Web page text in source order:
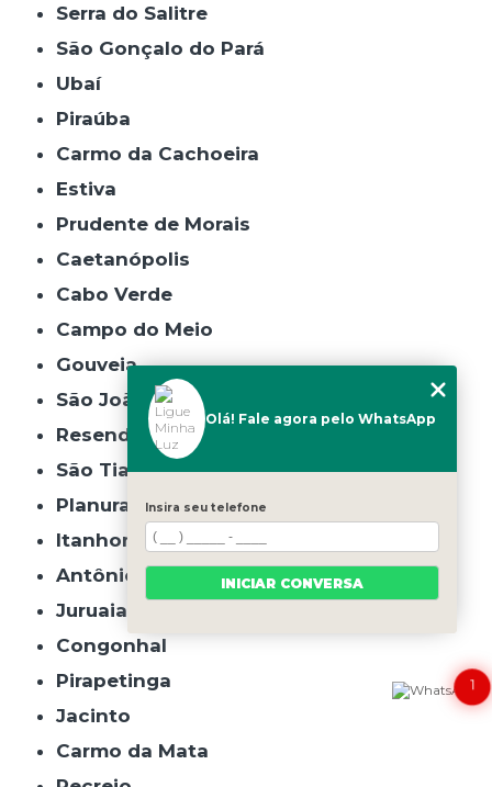
Serra do Salitre
São Gonçalo do Pará
Ubaí
Piraúba
Carmo da Cachoeira
Estiva
Prudente de Morais
Caetanópolis
Cabo Verde
Campo do Meio
Gouveia
São João do Manhuaçu
Resende Costa
São Tiago
Planura
Itanhomi
Antônio Carlos
Juruaia
Congonhal
Pirapetinga
Jacinto
Carmo da Mata
1
Olá! Fale agora pelo WhatsApp
Insira seu telefone
INICIAR CONVERSA